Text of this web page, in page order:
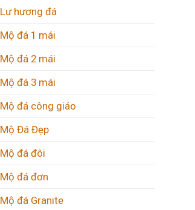
Lư hương đá
Mộ đá 1 mái
Mộ đá 2 mái
Mộ đá 3 mái
Mộ đá công giáo
Mộ Đá Đẹp
Mộ đá đôi
Mộ đá đơn
Mộ đá Granite